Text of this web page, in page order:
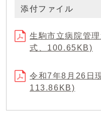
添付ファイル
生駒市立病院管
式、100.65KB)
令和7年8月26日
113.86KB)